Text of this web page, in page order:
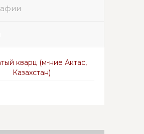
кварц (м-ние Актас,
Казахстан)